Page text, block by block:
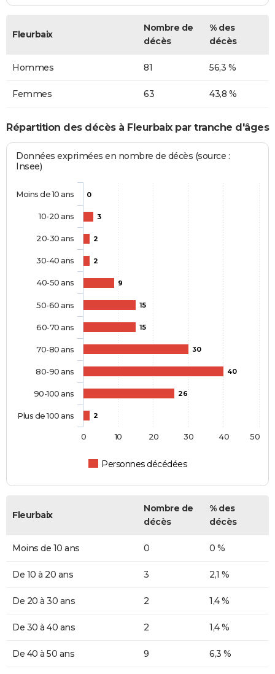
Fleurbaix
Nombre de
décès
% des
décès
Hommes 81 56,3 %
Femmes 63 43,8 %
Répartition des décès à Fleurbaix par tranche d'âges
Données exprimées en nombre de décès (source :
Insee)
0
3
2
2
9
15
15
30
40
26
2
Personnes décédées
Moins de 10 ans
10-20 ans
20-30 ans
30-40 ans
40-50 ans
50-60 ans
60-70 ans
70-80 ans
80-90 ans
90-100 ans
Plus de 100 ans
0 10 20 30 40 50
Fleurbaix
Nombre de
décès
% des
décès
Moins de 10 ans 0 0 %
De 10 à 20 ans 3 2,1 %
De 20 à 30 ans 2 1,4 %
De 30 à 40 ans 2 1,4 %
De 40 à 50 ans 9 6,3 %